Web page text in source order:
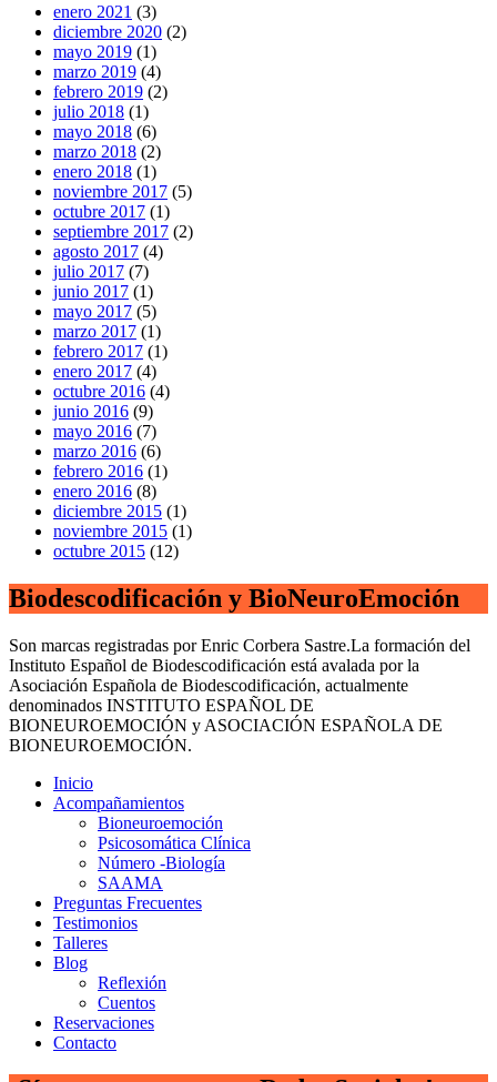
enero 2021 (3)
diciembre 2020 (2)
mayo 2019 (1)
marzo 2019 (4)
febrero 2019 (2)
julio 2018 (1)
mayo 2018 (6)
marzo 2018 (2)
enero 2018 (1)
noviembre 2017 (5)
octubre 2017 (1)
septiembre 2017 (2)
agosto 2017 (4)
julio 2017 (7)
junio 2017 (1)
mayo 2017 (5)
marzo 2017 (1)
febrero 2017 (1)
enero 2017 (4)
octubre 2016 (4)
junio 2016 (9)
mayo 2016 (7)
marzo 2016 (6)
febrero 2016 (1)
enero 2016 (8)
diciembre 2015 (1)
noviembre 2015 (1)
octubre 2015 (12)
Biodescodificación y BioNeuroEmoción
Son marcas registradas por Enric Corbera Sastre.​La formación del
Instituto Español de Biodescodificación está avalada por la
Asociación Española de Biodescodificación, actualmente
denominados INSTITUTO ESPAÑOL DE
BIONEUROEMOCIÓN y ASOCIACIÓN ESPAÑOLA DE
BIONEUROEMOCIÓN.
Inicio
Acompañamientos
Bioneuroemoción
Psicosomática Clínica
Número -Biología
SAAMA
Preguntas Frecuentes
Testimonios
Talleres
Blog
Reflexión
Cuentos
Reservaciones
Contacto